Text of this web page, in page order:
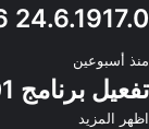
منذ أسبوعين
تفعيل برنامج TapinRadio Pro 2.17.01
اظهر المزيد